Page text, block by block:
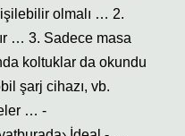
olmalı … 2.
… 3. Sadece masa
koltuklar da okundu
şarj cihazı, vb.
… -